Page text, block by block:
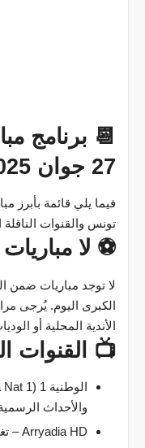
📆 برنامج
27 جوان 2025
فيما يلي قائمة بأبرز
تونس والقنوات
⚽ لا
لا توجد مباريات ضمن
الكبرى اليوم. يُرجى
الأندية المحلية أو
📺 القنوات
الوطنية 1 (Tunisia Nat 1)
والأحداث
Arryadia HD
–